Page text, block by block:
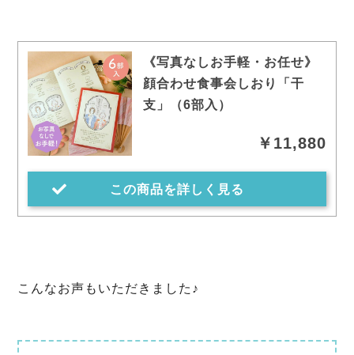
《写真なしお手軽・お任せ》
顔合わせ食事会しおり「干
支」（6部入）
￥11,880
この商品を詳しく見る
こんなお声もいただきました♪